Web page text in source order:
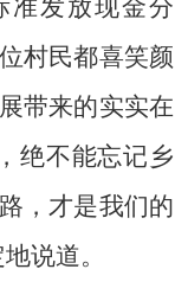
准发放现金分
村民都喜笑颜
带来的实实在
绝不能忘记乡
，才是我们的
说道。